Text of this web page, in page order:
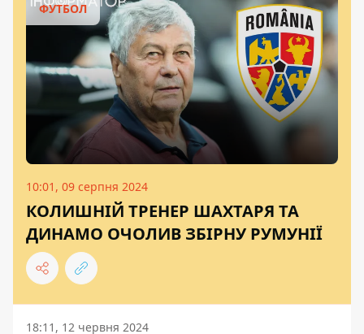
ФУТБОЛ
10:01, 09 серпня 2024
КОЛИШНІЙ ТРЕНЕР ШАХТАРЯ ТА
ДИНАМО ОЧОЛИВ ЗБІРНУ РУМУНІЇ
18:11, 12 червня 2024